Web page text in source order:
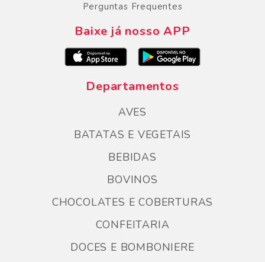
Perguntas Frequentes
Baixe já nosso APP
Departamentos
AVES
BATATAS E VEGETAIS
BEBIDAS
BOVINOS
CHOCOLATES E COBERTURAS
CONFEITARIA
DOCES E BOMBONIERE